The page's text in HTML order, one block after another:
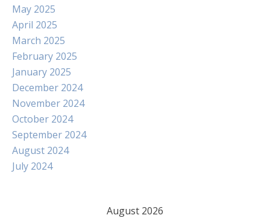
May 2025
April 2025
March 2025
February 2025
January 2025
December 2024
November 2024
October 2024
September 2024
August 2024
July 2024
August 2026